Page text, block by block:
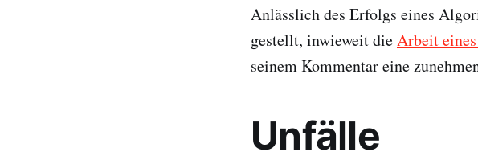
Anlässlich des Erfolgs eines
gestellt, inwieweit dieArbeit
seinem Kommentar eine
Unfälle